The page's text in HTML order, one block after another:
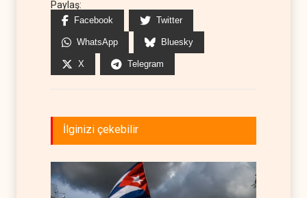
Paylaş:
Facebook Twitter
WhatsApp Bluesky
X Telegram
İlginizi çekebilir